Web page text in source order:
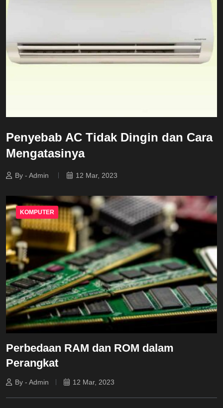
Penyebab AC Tidak Dingin dan Cara
Mengatasinya
By - Admin 12 Mar, 2023
KOMPUTER
Perbedaan RAM dan ROM dalam
Perangkat
By - Admin 12 Mar, 2023